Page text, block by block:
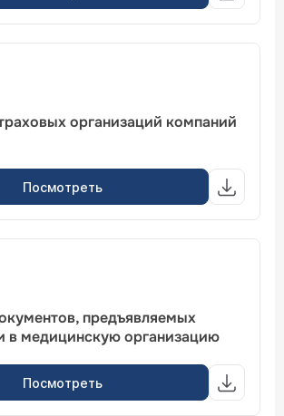
организаций компаний
Посмотреть
предъявляемых
в медицинскую организацию
Посмотреть